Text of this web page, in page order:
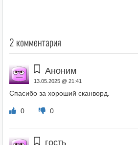
2 комментария
Аноним
13.05.2025 @ 21:41
Спасибо за хороший сканворд.
0 0
гость